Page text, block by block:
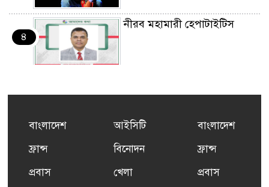
৪
নীরব মহামারী হেপাটাইটিস
৫
এর সম্পূর্ণ বিনামূল্যের সুশি
ফ্রান্সসহ ইউরোপীয় দেশসমূহে
দাবদাহ: কারণ, প্রভাব ও করণীয়
বাংলাদেশ
ফ্রান্স
প্রবাস
আইসিটি
বিনোদন
খেলা
বাংলাদেশ
ফ্রান্স
প্রবাস